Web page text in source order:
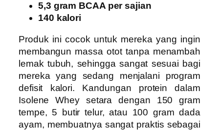
5,3 gram BCAA per sajian
140 kalori
Produk ini cocok untuk mereka yang ingin
membangun massa otot tanpa menambah
lemak tubuh, sehingga sangat sesuai bagi
mereka yang sedang menjalani program
defisit kalori. Kandungan protein dalam
Isolene Whey setara dengan 150 gram
tempe, 5 butir telur, atau 100 gram dada
ayam, membuatnya sangat praktis sebagai